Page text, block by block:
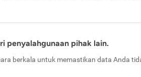
penyalahgunaan pihak lain.
berkala untuk memastikan data Anda